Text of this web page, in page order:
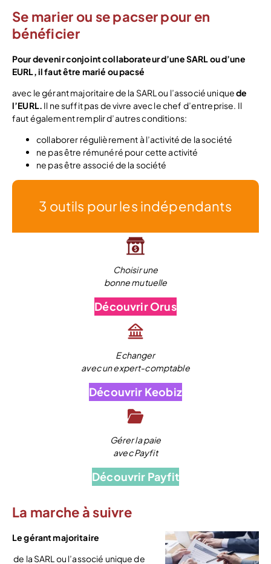
Se marier ou se pacser pour en
bénéficier
Pour devenir conjoint collaborateur d’une SARL ou d’une
EURL, il faut être marié ou pacsé
avec le gérant majoritaire de la SARL ou l’associé uniquede
l’EURL. Il ne suffit pas de vivre avec le chef d’entreprise. Il
faut également remplir d’autres conditions:
collaborer régulièrement à l’activité de la société
ne pas être rémunéré pour cette activité
ne pas être associé de la société
3 outils pour les indépendants
Choisir une
bonne mutuelle
Découvrir Orus
Echanger
avec un expert-comptable
Découvrir Keobiz
Gérer la paie
avec Payfit
Découvrir Payfit
La marche à suivre
Le gérant majoritaire
de la SARL ou l’associé unique de